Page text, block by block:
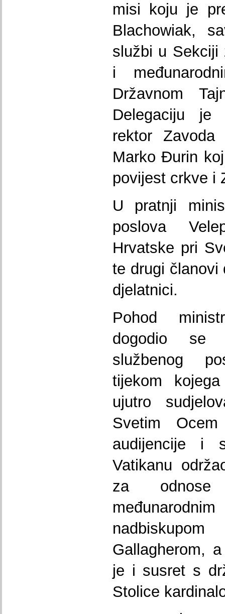
misi koju je
Blachowiak,
službi u Sekciji
i
Državnom
Delegaciju je
rektor
Marko Đurin
povijest crkve i
U pratnji
poslova
Hrvatske pri
te drugi članovi
djelatnici.
Pohod
dogodio se
službenog
tijekom
ujutro
Svetim
audijencije i
Vatikanu
za
Gallagherom,
je i susret s
Stolice